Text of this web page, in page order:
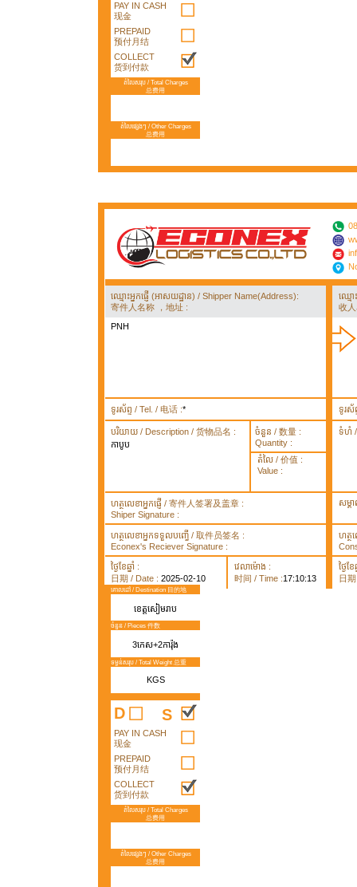
PAY IN CASH
现金
PREPAID
预付月结
COLLECT
货到付款
តំលៃសរុប / Total Charges
总费用
តំលៃផ្សេងៗ / Other Charges
总费用
ឈ្មោះអ្នកផ្ញើ (អាសយដ្ឋាន) / Shipper Name(Address):
寄件人名称 ，地址 :
PNH
ឈ្មោ
收
ទូរស័ព្ទ / Tel. / 电话 :* ទូរស័
បរិយាយ / Description / 货物品名 :
កាបូប
ចំនួន / 数量 :
Quantity :
តំលៃ / 价值 :
Value :
ទំហំ /
ហត្ថលេខាអ្នកផ្ញើ / 寄件人签署及盖章 :
Shiper Signature :
សម្គ
ហត្ថលេខាអ្នកទទួលបញ្ធើ / 取件员签名 :
Econex's Reciever Signature :
ហត្ថ
ថ្ងៃខែឆ្នាំ :
日期 / Date : 2025-02-10
វេលាម៉ោង :
时间 / Time :17:10:13
ថ្ងៃខែ
日
គោលដៅ / Destination 目的地
ខេត្តសៀមរាប
ចំនួន / Pieces 件数
3កេស+2ការ៉ុង
ទម្ងន់សរុប / Total Weight 总重
KGS
D S
PAY IN CASH
现金
PREPAID
预付月结
COLLECT
货到付款
តំលៃសរុប / Total Charges
总费用
តំលៃផ្សេងៗ / Other Charges
总费用